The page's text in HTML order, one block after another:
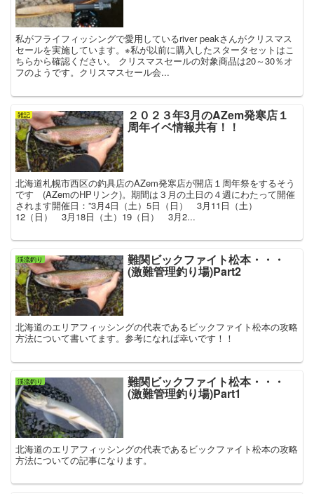
私がフライフィッシングで愛用しているriver peakさんがクリスマス
セールを実施しています。※私が以前に購入したスタータセットはこ
ちらから確認ください。 クリスマスセールの対象商品は20～30％オ
フのようです。クリスマスセール会...
雑記 ２０２３年3月のAZem発寒店１
周年イベ情報共有！！
北海道札幌市西区の釣具店のAZem発寒店が開店１周年祭をするそう
です (AZemのHPリンク)。期間は３月の土日の４週にわたって開催
されます開催日：”3月4日（土）5日（日） 3月11日（土）
12（日） 3月18日（土）19（日） 3月2...
渓流釣り 難関ビックファイト松本・・・
(激難管理釣り場)Part2
北海道のエリアフィッシングの代表であるビックファイト松本の攻略
方法について書いてます。参考になれば幸いです！！
渓流釣り 難関ビックファイト松本・・・
(激難管理釣り場)Part1
北海道のエリアフィッシングの代表であるビックファイト松本の攻略
方法についての記事になります。